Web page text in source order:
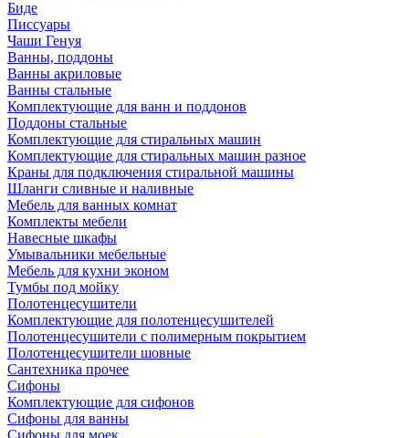
Биде
Писсуары
Чаши Генуя
Ванны, поддоны
Ванны акриловые
Ванны стальные
Комплектующие для ванн и поддонов
Поддоны стальные
Комплектующие для стиральных машин
Комплектующие для стиральных машин разное
Краны для подключения стиральной машины
Шланги сливные и наливные
Мебель для ванных комнат
Комплекты мебели
Навесные шкафы
Умывальники мебельные
Мебель для кухни эконом
Тумбы под мойку
Полотенцесушители
Комплектующие для полотенцесушителей
Полотенцесушители с полимерным покрытием
Полотенцесушители шовные
Сантехника прочее
Сифоны
Комплектующие для сифонов
Сифоны для ванны
Сифоны для моек